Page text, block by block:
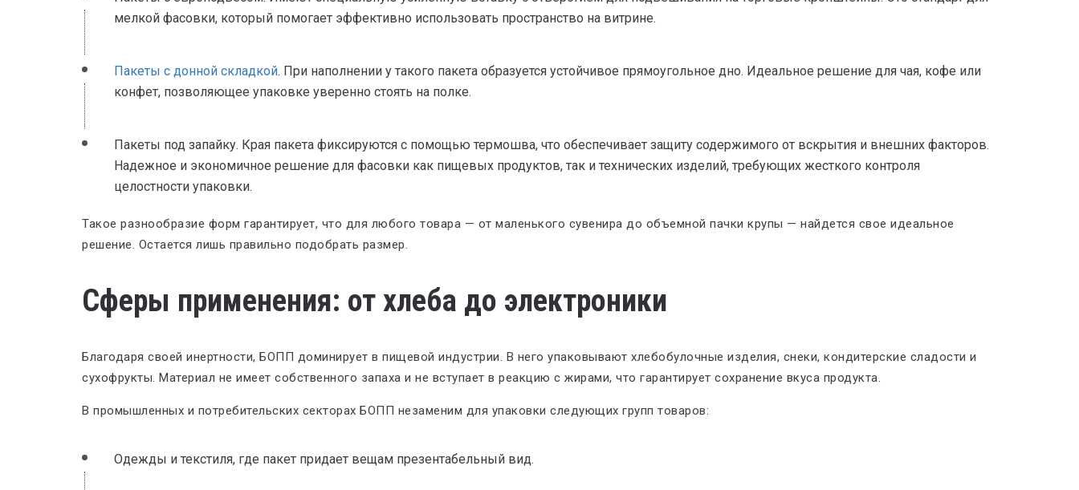
мелкой фасовки, который помогает эффективно использовать пространство на витрине.
Пакеты с донной складкой. При наполнении у такого пакета образуется устойчивое прямоугольное дно. Идеальное решение для чая, кофе или
конфет, позволяющее упаковке уверенно стоять на полке.
Пакеты под запайку. Края пакета фиксируются с помощью термошва, что обеспечивает защиту содержимого от вскрытия и внешних факторов.
Надежное и экономичное решение для фасовки как пищевых продуктов, так и технических изделий, требующих жесткого контроля
целостности упаковки.
Такое разнообразие форм гарантирует, что для любого товара — от маленького сувенира до объемной пачки крупы — найдется свое идеальное
решение. Остается лишь правильно подобрать размер.
Сферы применения: от хлеба до электроники
Благодаря своей инертности, БОПП доминирует в пищевой индустрии. В него упаковывают хлебобулочные изделия, снеки, кондитерские сладости и
сухофрукты. Материал не имеет собственного запаха и не вступает в реакцию с жирами, что гарантирует сохранение вкуса продукта.
В промышленных и потребительских секторах БОПП незаменим для упаковки следующих групп товаров:
Одежды и текстиля, где пакет придает вещам презентабельный вид.